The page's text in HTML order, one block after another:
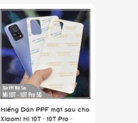
Miếng Dán PPF mặt sau cho
Xiaomi Mi 10T - 10T Pro -